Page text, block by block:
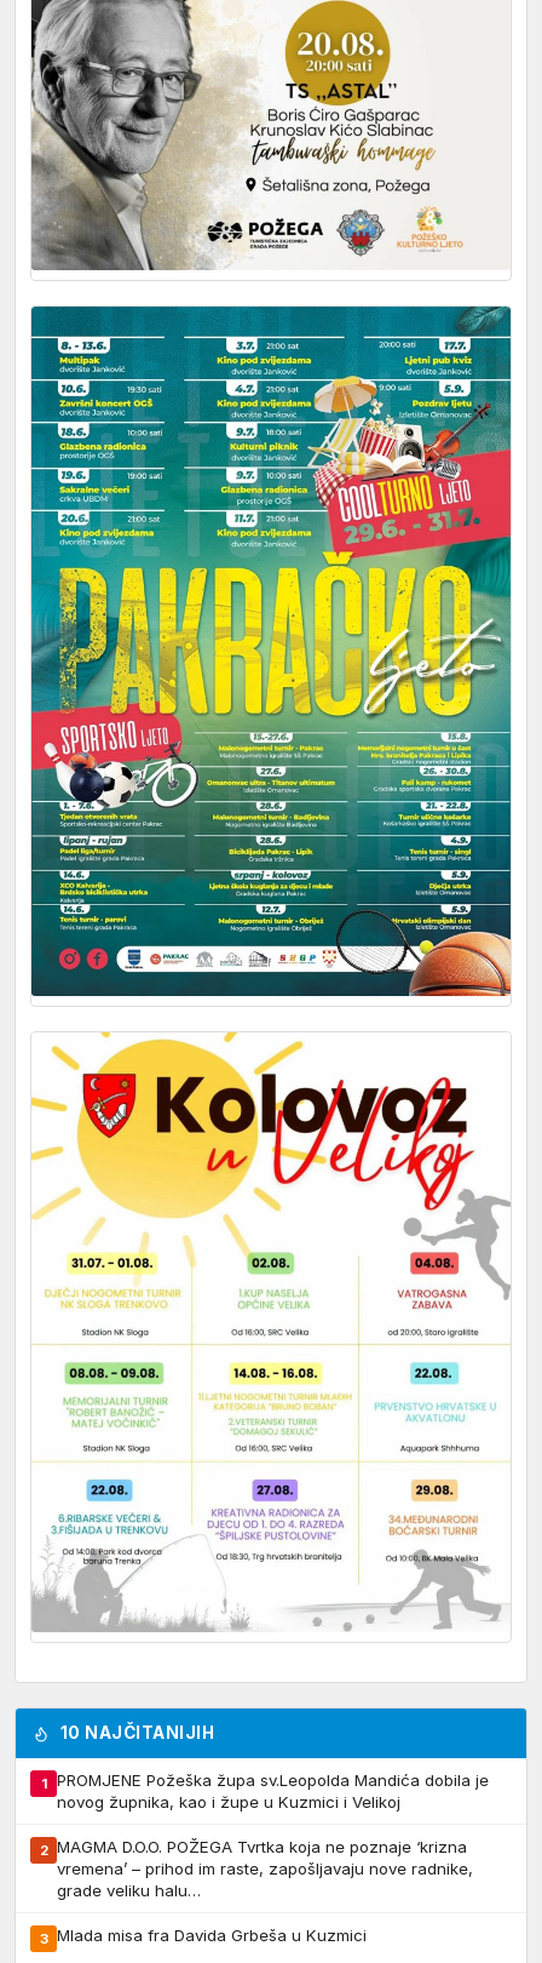
10 NAJČITANIJIH
1
PROMJENE Požeška župa sv.Leopolda Mandića dobila je
novog župnika, kao i župe u Kuzmici i Velikoj
2 MAGMA D.O.O. POŽEGA Tvrtka koja ne poznaje ‘krizna
vremena’ – prihod im raste, zapošljavaju nove radnike,
grade veliku halu…
3 Mlada misa fra Davida Grbeša u Kuzmici